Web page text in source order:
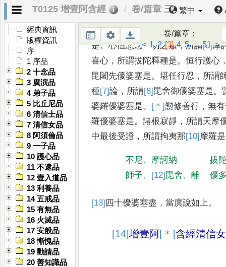
T0125 增壹阿含經 卷/篇章 三 繁中
經典資訊
版權資訊
序
1 序品
2 十念品
3 廣演品
4 弟子品
5 比丘尼品
6 清信士品
7 清信女品
8 阿須倫品
9 一子品
10 護心品
11 不逮品
12 壹入道品
13 利養品
14 五戒品
15 有無品
16 火滅品
17 安般品
18 慚愧品
19 勸請品
20 善知識品
卷/篇章：
< 1 2 [3] 4 5...51 >
「我弟子中第一優婆塞，恒行慈心
是。心恒悲念一切之類，所謂[6]摩
喜心 ， 所謂拔陀釋種是。恒行護心
毘闍先優婆塞是。堪任行忍 ， 所謂
種[7]論 ， 所謂[8]毘舍御優婆塞是。
婆羅優婆塞是。 [＊]懃修善行 ，無
羅優婆塞是。諸根寂靜 ， 所謂天摩
中最後受證 ， 所謂拘夷那[10]摩羅是
不尼、 摩訶納
拔
師子、 [12]毘舍、離 優
[13] 四十優婆塞盡 ，當廣說如上。
[14]增壹阿[＊]含經清信